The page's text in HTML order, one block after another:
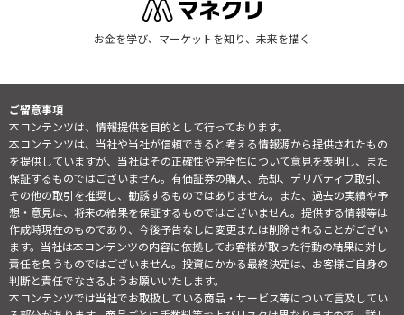
お金を学び、マーケットを知り、未来を描く
ご留意事項
本コンテンツは、情報提供を目的として行っております。
本コンテンツは、当社や当社が信頼できると考える情報源から提供されたもの
を提供していますが、当社はその正確性や完全性について意見を表明し、また
保証するものではございません。有価証券の購入、売却、デリバティブ取引、
その他の取引を推奨し、勧誘するものではありません。また、過去の実績や予
想・意見は、将来の結果を保証するものではございません。提供する情報等は
作成時現在のものであり、今後予告なしに変更または削除されることがござい
ます。当社は本コンテンツの内容に依拠してお客様が取った行動の結果に対し
責任を負うものではございません。投資にかかる最終決定は、お客様ご自身の
判断と責任でなさるようお願いいたします。
本コンテンツでは当社でお取扱している商品・サービス等について言及してい